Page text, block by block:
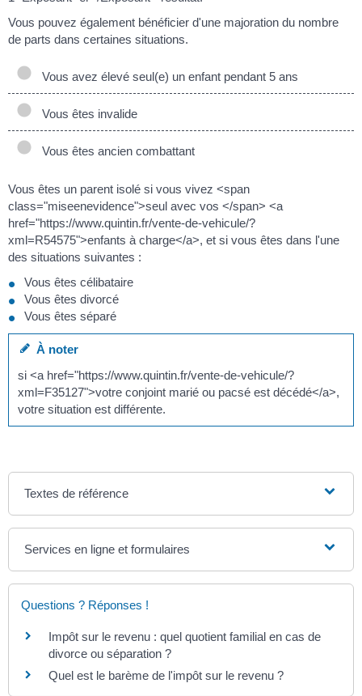
Vous pouvez également bénéficier d'une majoration du nombre
de parts dans certaines situations.
Vous avez élevé seul(e) un enfant pendant 5 ans
Vous êtes invalide
Vous êtes ancien combattant
Vous êtes un parent isolé si vous vivez <span
class="miseenevidence">seul avec vos </span> <a
href="https://www.quintin.fr/vente-de-vehicule/?
xml=R54575">enfants à charge</a>, et si vous êtes dans l'une
des situations suivantes :
Vous êtes célibataire
Vous êtes divorcé
Vous êtes séparé
À noter
si <a href="https://www.quintin.fr/vente-de-vehicule/?
xml=F35127">votre conjoint marié ou pacsé est décédé</a>,
votre situation est différente.
Textes de référence
Services en ligne et formulaires
Questions ? Réponses !
Impôt sur le revenu : quel quotient familial en cas de
divorce ou séparation ?
Quel est le barème de l'impôt sur le revenu ?